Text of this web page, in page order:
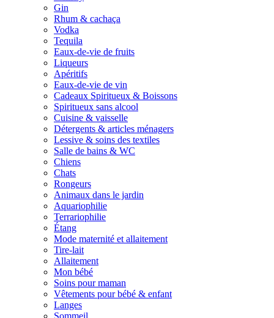
Gin
Rhum & cachaça
Vodka
Tequila
Eaux-de-vie de fruits
Liqueurs
Apéritifs
Eaux-de-vie de vin
Cadeaux Spiritueux & Boissons
Spiritueux sans alcool
Cuisine & vaisselle
Détergents & articles ménagers
Lessive & soins des textiles
Salle de bains & WC
Chiens
Chats
Rongeurs
Animaux dans le jardin
Aquariophilie
Terrariophilie
Étang
Mode maternité et allaitement
Tire-lait
Allaitement
Mon bébé
Soins pour maman
Vêtements pour bébé & enfant
Langes
Sommeil